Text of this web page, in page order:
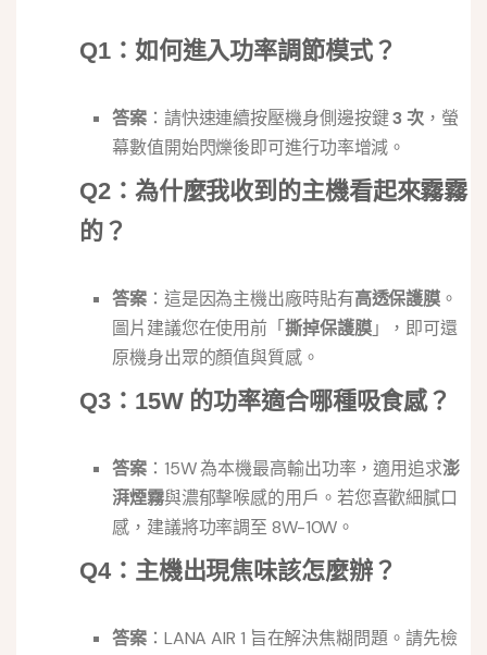
Q1：如何進入功率調節模式？
答案：請快速連續按壓機身側邊按鍵3 次 ，螢
幕數值開始閃爍後即可進行功率增減。
Q2：為什麼我收到的主機看起來霧霧
的？
答案：這是因為主機出廠時貼有高透保護膜 。
圖片建議您在使用前「撕掉保護膜」，即可還
原機身出眾的顏值與質感。
Q3：15W 的功率適合哪種吸食感？
答案：15W 為本機最高輸出功率，適用追求澎
湃煙霧與濃郁擊喉感的用戶。若您喜歡細膩口
感，建議將功率調至 8W-10W。
Q4：主機出現焦味該怎麼辦？
答案：LANA AIR 1 旨在解決焦糊問題。請先檢